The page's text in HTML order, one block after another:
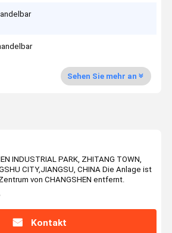
Sehen Sie mehr an
INDUSTRIAL PARK, ZHITANG TOWN,
CITY,JIANGSU, CHINA Die Anlage ist
von CHANGSHEN entfernt.
Kontakt